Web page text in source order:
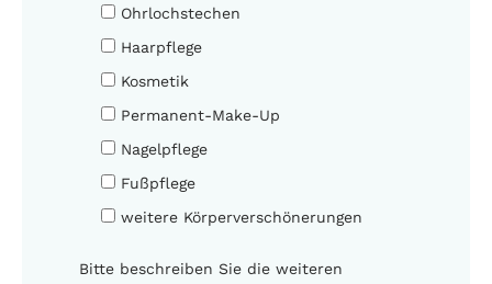
Ohrlochstechen
Haarpflege
Kosmetik
Permanent-Make-Up
Nagelpflege
Fußpflege
weitere Körperverschönerungen
Bitte beschreiben Sie die weiteren